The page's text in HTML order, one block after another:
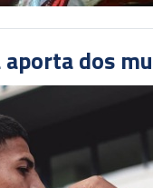
aporta dos